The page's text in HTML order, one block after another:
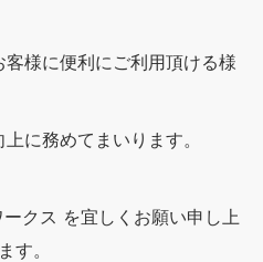
様に便利にご利用頂ける様
に務めてまいります。
クス を宜しくお願い申し上
す。